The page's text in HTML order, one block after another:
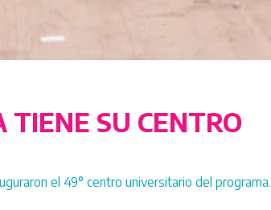
TIENE SU CENTRO
el 49° centro universitario del programa.